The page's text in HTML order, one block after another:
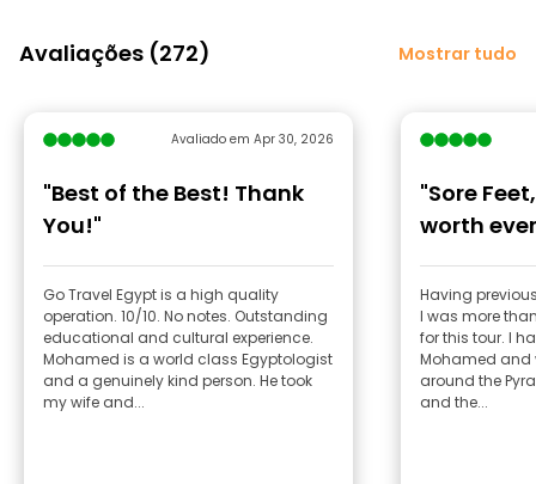
Avaliações (272) Mostrar tudo
Avaliado em Apr 30, 2026
"Best of the Best! Thank
You!"
Go Travel Egypt is a high quality
operation. 10/10. No notes. Outstanding
educational and cultural experience.
Mohamed is a world class Egyptologist
and a genuinely kind person. He took
my wife and...
"Sore
worth
Having
I was more
for this tour. I
Mohamed and
around the
and the...